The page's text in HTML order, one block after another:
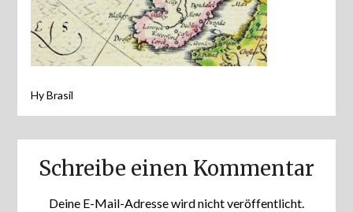
Hy Brasil
Schreibe einen Kommentar
Deine E-Mail-Adresse wird nicht veröffentlicht.